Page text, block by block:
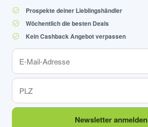
Prospekte deiner Lieblingshändler
Wöchentlich die besten Deals
Kein Cashback Angebot verpassen
Newsletter anmelden